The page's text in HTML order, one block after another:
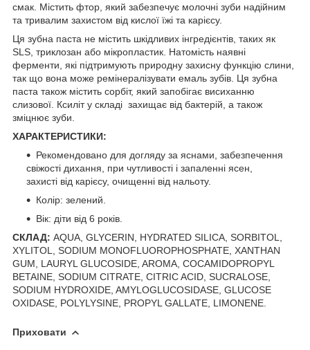
смак. Містить фтор, який забезпечує молочні зуби надійним
та тривалим захистом від кислої їжі та карієсу.
Ця зубна паста не містить шкідливих інгредієнтів, таких як
SLS, триклозан або мікропластик. Натомість наявні
ферменти, які підтримують природну захисну функцію слини,
так що вона може ремінералізувати емаль зубів. Ця зубна
паста також містить сорбіт, який запобігає висиханню
слизової. Ксиліт у складі захищає від бактерій, а також
зміцнює зуби.
ХАРАКТЕРИСТИКИ:
Рекомендовано для догляду за яснами, забезпечення
свіжості дихання, при чутливості і запаленні ясен,
захисті від карієсу, очищенні від нальоту.
Колір: зелений.
Вік: діти від 6 років.
СКЛАД: AQUA, GLYCERIN, HYDRATED SILICA, SORBITOL,
XYLITOL, SODIUM MONOFLUOROPHOSPHATE, XANTHAN
GUM, LAURYL GLUCOSIDE, AROMA, COCAMIDOPROPYL
BETAINE, SODIUM CITRATE, CITRIC ACID, SUCRALOSE,
SODIUM HYDROXIDE, AMYLOGLUCOSIDASE, GLUCOSE
OXIDASE, POLYLYSINE, PROPYL GALLATE, LIMONENE.
Приховати